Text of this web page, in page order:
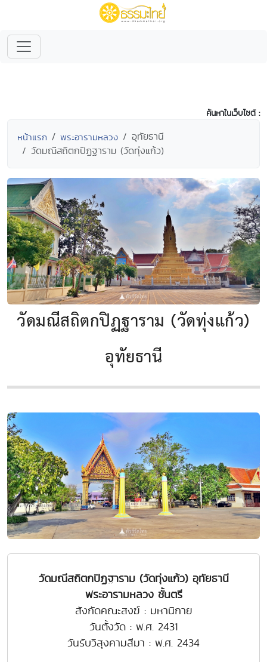
ค้นหาในเว็บไซต์ :
หน้าแรก พระอารามหลวง
อุทัยธานี
วัดมณีสถิตกปิฏฐาราม (วัดทุ่งแก้ว)
วัดมณีสถิตกปิฏฐาราม (วัดทุ่งแก้ว)
อุทัยธานี
วัดมณีสถิตกปิฏฐาราม (วัดทุ่งแก้ว) อุทัยธานี
พระอารามหลวง ชั้นตรี
สังกัดคณะสงฆ์ : มหานิกาย
วันตั้งวัด : พ.ศ. 2431
วันรับวิสุงคามสีมา : พ.ศ. 2434